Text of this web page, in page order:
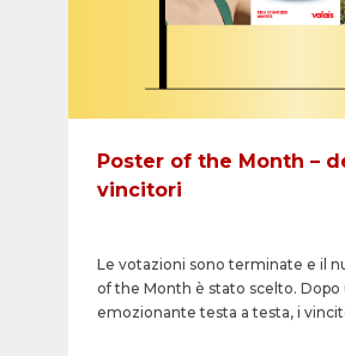
organizzativa di APG|SGA in
Poster of the Month –
vincitori
Le votazioni sono terminate e il
of the Month è stato scelto. Dopo
emozionante testa a testa, i